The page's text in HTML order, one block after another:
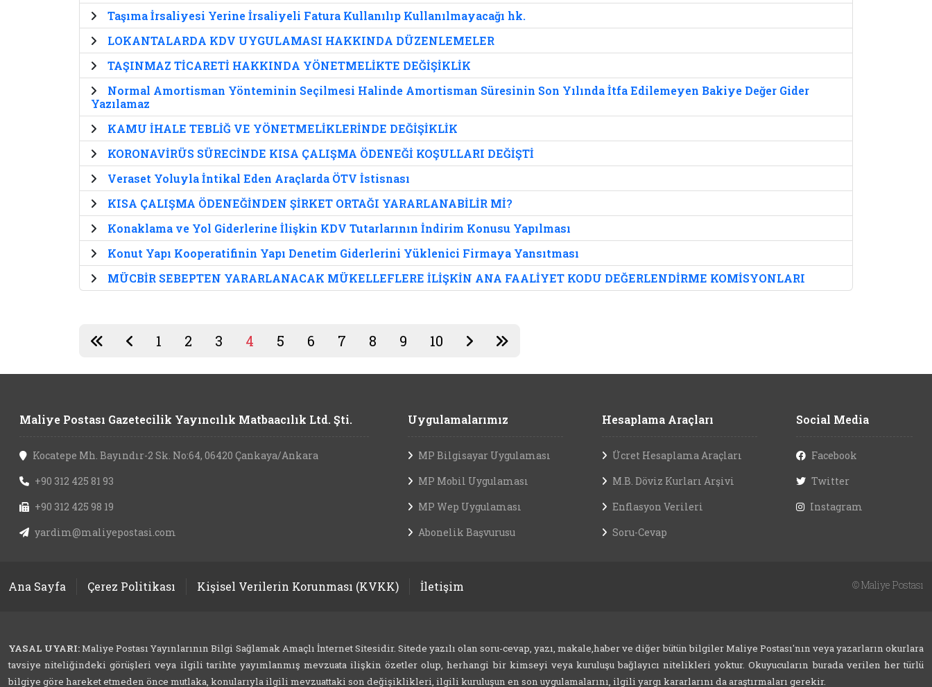
Taşıma İrsaliyesi Yerine İrsaliyeli Fatura Kullanılıp Kullanılmayacağı hk.
LOKANTALARDA KDV UYGULAMASI HAKKINDA DÜZENLEMELER
TAŞINMAZ TİCARETİ HAKKINDA YÖNETMELİKTE DEĞİŞİKLİK
Normal Amortisman Yönteminin Seçilmesi Halinde Amortisman Süresinin Son Yılında İtfa Edilemeyen Bakiye Değer Gider
Yazılamaz
KAMU İHALE TEBLİĞ VE YÖNETMELİKLERİNDE DEĞİŞİKLİK
KORONAVİRÜS SÜRECİNDE KISA ÇALIŞMA ÖDENEĞİ KOŞULLARI DEĞİŞTİ
Veraset Yoluyla İntikal Eden Araçlarda ÖTV İstisnası
KISA ÇALIŞMA ÖDENEĞİNDEN ŞİRKET ORTAĞI YARARLANABİLİR Mİ?
Konaklama ve Yol Giderlerine İlişkin KDV Tutarlarının İndirim Konusu Yapılması
Konut Yapı Kooperatifinin Yapı Denetim Giderlerini Yüklenici Firmaya Yansıtması
MÜCBİR SEBEPTEN YARARLANACAK MÜKELLEFLERE İLİŞKİN ANA FAALİYET KODU DEĞERLENDİRME KOMİSYONLARI
1 2 3 4 5 6 7 8 9 10
Maliye Postası Gazetecilik Yayıncılık Matbaacılık Ltd. Şti.
Kocatepe Mh. Bayındır-2 Sk. No:64, 06420 Çankaya/Ankara
+90 312 425 81 93
+90 312 425 98 19
yardim@maliyepostasi.com
Uygulamalarımız
MP Bilgisayar Uygulaması
MP Mobil Uygulaması
MP Wep Uygulaması
Abonelik Başvurusu
Hesaplama Araçları
Ücret Hesaplama Araçları
M.B. Döviz Kurları Arşivi
Enflasyon Verileri
Soru-Cevap
Social Media
Facebook
Twitter
Instagram
Ana Sayfa Çerez Politikası Kişisel Verilerin Korunması (KVKK) İletişim ©Maliye Postası
YASAL UYARI:Maliye Postası Yayınlarının Bilgi Sağlamak Amaçlı İnternet Sitesidir. Sitede yazılı olan soru-cevap, yazı, makale,haber ve diğer bütün bilgiler Maliye Postası'nın veya yazarların okurlara
tavsiye niteliğindeki görüşleri veya ilgili tarihte yayımlanmış mevzuata ilişkin özetler olup, herhangi bir kimseyi veya kuruluşu bağlayıcı nitelikleri yoktur. Okuyucuların burada verilen her türlü
bilgiye göre hareket etmeden önce mutlaka, konularıyla ilgili mevzuattaki son değişiklikleri, ilgili kuruluşun en son uygulamalarını, ilgili yargı kararlarını da araştırmaları gerekir.